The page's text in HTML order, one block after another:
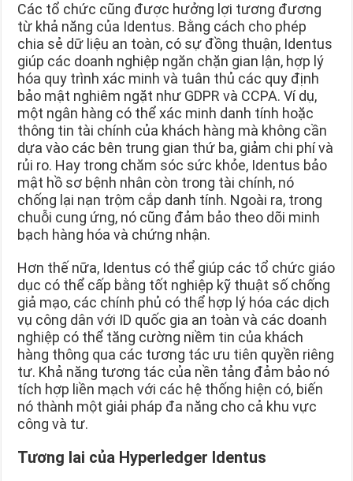
Các tổ chức cũng được hưởng lợi tương đương
từ khả năng của Identus. Bằng cách cho phép
chia sẻ dữ liệu an toàn, có sự đồng thuận, Identus
giúp các doanh nghiệp ngăn chặn gian lận, hợp lý
hóa quy trình xác minh và tuân thủ các quy định
bảo mật nghiêm ngặt như GDPR và CCPA. Ví dụ,
một ngân hàng có thể xác minh danh tính hoặc
thông tin tài chính của khách hàng mà không cần
dựa vào các bên trung gian thứ ba, giảm chi phí và
rủi ro. Hay trong chăm sóc sức khỏe, Identus bảo
mật hồ sơ bệnh nhân còn trong tài chính, nó
chống lại nạn trộm cắp danh tính. Ngoài ra, trong
chuỗi cung ứng, nó cũng đảm bảo theo dõi minh
bạch hàng hóa và chứng nhận.
Hơn thế nữa, Identus có thể giúp các tổ chức giáo
dục có thể cấp bằng tốt nghiệp kỹ thuật số chống
giả mạo, các chính phủ có thể hợp lý hóa các dịch
vụ công dân với ID quốc gia an toàn và các doanh
nghiệp có thể tăng cường niềm tin của khách
hàng thông qua các tương tác ưu tiên quyền riêng
tư. Khả năng tương tác của nền tảng đảm bảo nó
tích hợp liền mạch với các hệ thống hiện có, biến
nó thành một giải pháp đa năng cho cả khu vực
công và tư.
Tương lai của Hyperledger Identus